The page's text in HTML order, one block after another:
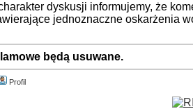
dyskusji informujemy, że
jednoznaczne oskarżenia
będą usuwane.
Profil